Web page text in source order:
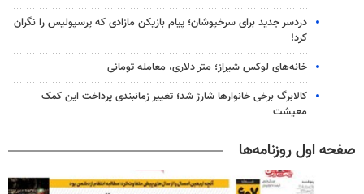
دردسر جدید برای سرخپوشان؛ پیام بازیکن مازادی که پرسپولیس را نگران
کرد!
خانه‌های لوکس شیراز؛ متر دلاری، معامله تومانی
کالابرگ برخی خانوارها شارژ شد؛ تغییر زمانبندی پرداخت این کمک
معیشت
صفحه اول روزنامه‌ها